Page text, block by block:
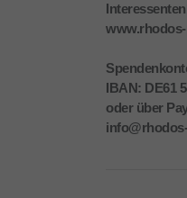
IBAN: DE61
oder über